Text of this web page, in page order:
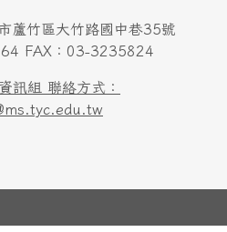
蘆竹區大竹路國中巷35號
FAX：03-3235824
訊組 聯絡方式：